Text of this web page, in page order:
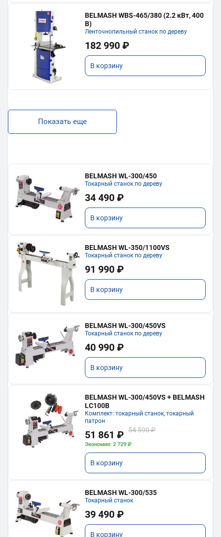
BELMASH WBS-465/380 (2.2 кВт, 400
В)
Ленточнопильный станок по дереву
182 990 ₽
В корзину
Показать еще
BELMASH WL-300/450
Токарный станок по дереву
34 490 ₽
В корзину
BELMASH WL-350/1100VS
Токарный станок по дереву
91 990 ₽
В корзину
BELMASH WL-300/450VS
Токарный станок по дереву
40 990 ₽
В корзину
BELMASH WL-300/450VS + BELMASH
LC100B
Комплект: токарный станок, токарный
патрон
51 861 ₽ 54 590 ₽
Экономия: 2 729 ₽
В корзину
BELMASH WL-300/535
Токарный станок
39 490 ₽
В корзину